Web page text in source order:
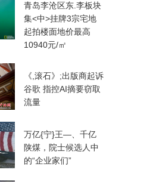
青岛李沧区东.李板块
集<中>挂牌3宗宅地
起拍楼面地价最高
10940元/㎡
《,滚石》;出版商起诉
谷歌 指控AI摘要窃取
流量
万亿{宁}王—、千亿
陕煤，院士候选人中
的“企业家们”